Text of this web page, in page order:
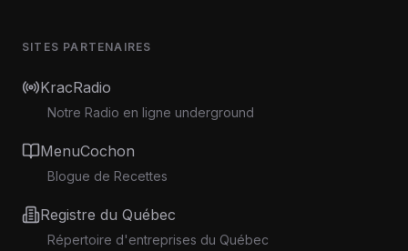
SITES PARTENAIRES
KracRadio
Notre Radio en ligne underground
MenuCochon
Blogue de Recettes
Registre du Québec
Répertoire d'entreprises du Québec